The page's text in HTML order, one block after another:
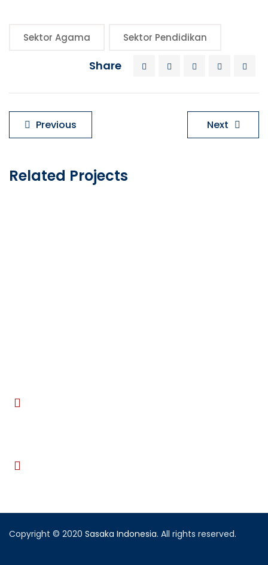
Sektor Agama Sektor Pendidikan
Share
Navigasi
pos
Previous Next
Related Projects
Copyright © 2020 Sasaka Indonesia. All rights reserved.